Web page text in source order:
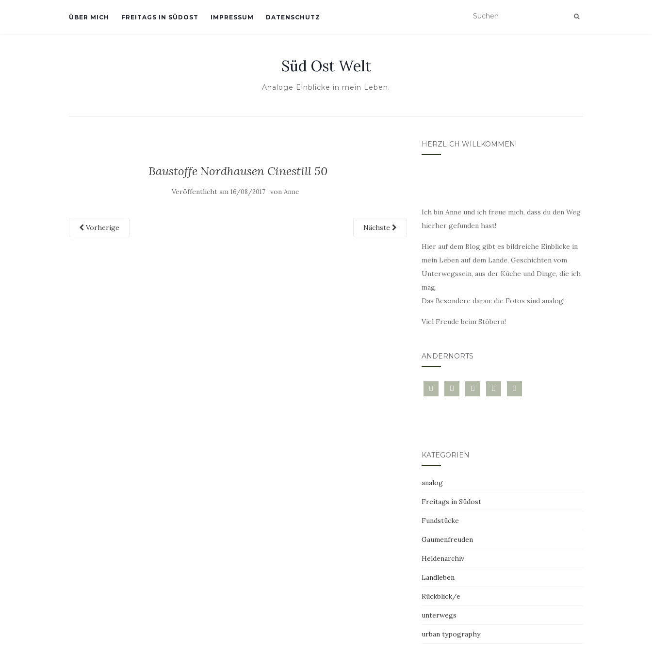
ÜBER MICH FREITAGS IN SÜDOST IMPRESSUM DATENSCHUTZ
Süd Ost Welt
Analoge Einblicke in mein Leben.
Baustoffe Nordhausen Cinestill 50
Veröffentlicht am16/08/2017 vonAnne
Vorherige Nächste
HERZLICH WILLKOMMEN!
Ich bin Anne und ich freue mich, dass du den Weg
hierher gefunden hast!
Hier auf dem Blog gibt es bildreiche Einblicke in
mein Leben auf dem Lande, Geschichten vom
Unterwegssein, aus der Küche und Dinge, die ich
mag.
Das Besondere daran: die Fotos sind analog!
Viel Freude beim Stöbern!
ANDERNORTS
bloglovininstagramtwitter pinterest
mail
KATEGORIEN
analog
Freitags in Südost
Fundstücke
Gaumenfreuden
Heldenarchiv
Landleben
Rückblick/e
unterwegs
urban typography